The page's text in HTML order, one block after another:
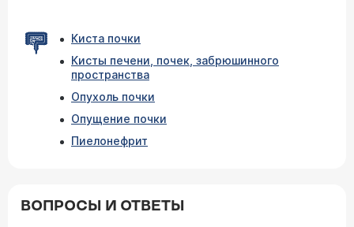
Киста почки
Кисты печени, почек, забрюшинного
пространства
Опухоль почки
Опущение почки
Пиелонефрит
ВОПРОСЫ И ОТВЕТЫ